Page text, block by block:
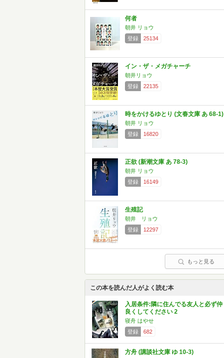
何者
朝井 リョウ
登録
25134
イン・ザ・メガチャーチ
朝井リョウ
登録
22135
時をかけるゆとり (文春文庫 あ 68-1)
朝井 リョウ
登録
16820
正欲 (新潮文庫 あ 78-3)
朝井 リョウ
登録
16149
生殖記
朝井 リョウ
登録
12297
もっと見る
この本を読んだ人がよく読む本
入居条件:隣に住んでる友人と必ず仲
良くしてください 2
寝舟 はやせ
登録
682
方舟 (講談社文庫 ゆ 10-3)